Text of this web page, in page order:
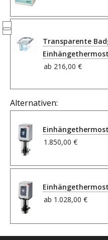
Transparente
ab 216,00 €
Alternativen:
1.850,00 €
ab 1.028,00 €